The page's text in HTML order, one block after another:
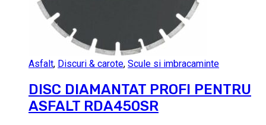
Asfalt, Discuri & carote, Scule si imbracaminte
DISC DIAMANTAT PROFI PENTRU
ASFALT RDA450SR